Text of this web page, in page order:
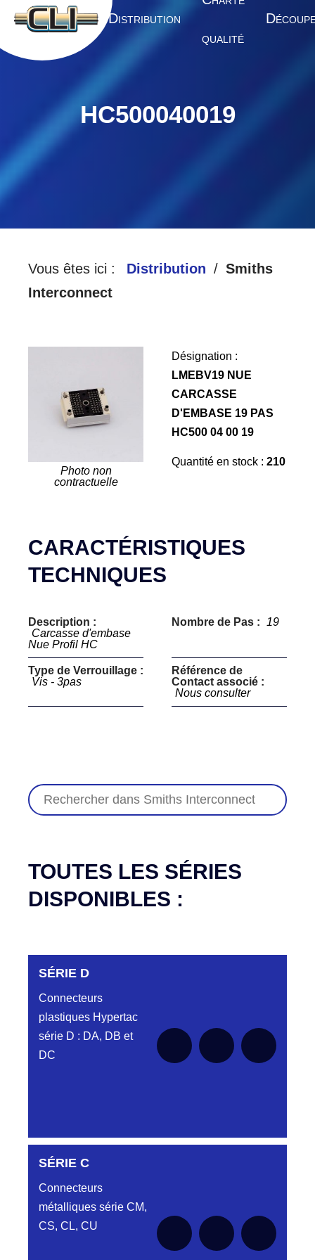
A CCUEIL DISTRIBUTION
QUALITÉ
D
HC500040019
Vous êtes ici : Distribution
Smiths
Interconnect
Photo non
contractuelle
Désignation :
LMEBV19 NUE
CARCASSE
D'EMBASE 19 PAS
HC500 04 00 19
Quantité en stock : 210
CARACTÉRISTIQUES
TECHNIQUES
Description :
Carcasse d'embase
Nue Profil HC
Nombre de Pas : 19
Type de Verrouillage :
Vis - 3pas
Référence de
Contact associé :
Nous consulter
TOUTES LES SÉRIES
DISPONIBLES :
SÉRIE D
Connecteurs
plastiques Hypertac
série D : DA, DB et
DC
DC6122340N
D03EC612MT CONNECTEUR NOIR
DC6122340O
CONNECTEUR ORANGE DC612 23 40O
SÉRIE C
Connecteurs
métalliques série CM,
CS, CL, CU